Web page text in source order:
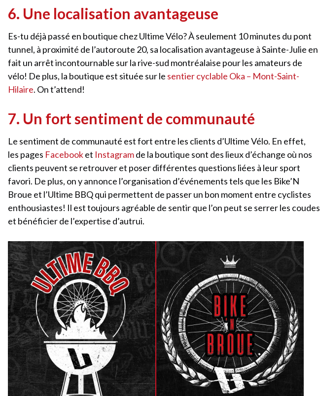
6. Une localisation avantageuse
Es-tu déjà passé en boutique chez Ultime Vélo? À seulement 10 minutes du pont
tunnel, à proximité de l’autoroute 20, sa localisation avantageuse à Sainte-Julie en
fait un arrêt incontournable sur la rive-sud montréalaise pour les amateurs de
vélo! De plus, la boutique est située sur le sentier cyclable Oka – Mont-Saint-
Hilaire. On t’attend!
7. Un fort sentiment de communauté
Le sentiment de communauté est fort entre les clients d’Ultime Vélo. En effet,
les pages Facebooket Instagramde la boutique sont des lieux d’échange où nos
clients peuvent se retrouver et poser différentes questions liées à leur sport
favori. De plus, on y annonce l’organisation d’événements tels que les Bike’N
Broue et l’Ultime BBQ qui permettent de passer un bon moment entre cyclistes
enthousiastes! Il est toujours agréable de sentir que l’on peut se serrer les coudes
et bénéficier de l’expertise d’autrui.